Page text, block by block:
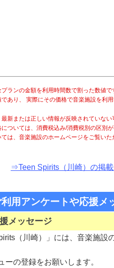
ランの金額を利用時間数で割った数値
あり、 実際にその価格で音楽施設を利
新または正しい情報が反映されていない
ついては、消費税込み/消費税別の区別
は、音楽施設のホームページをご覧い
⇒Teen Spirits（川崎）の掲
用アンケートや応援メ
メッセージ
（川崎）」には、音楽施設
ーの登録をお願いします。